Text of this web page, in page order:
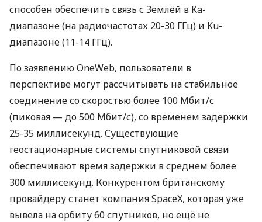
способен обеспечить связь с Землёй в Ka-
диапазоне (на радиочастотах 20-30 ГГц) и Ku-
диапазоне (11-14 ГГц).
По заявлению OneWeb, пользователи в
перспективе могут рассчитывать на стабильное
соединение со скоростью более 100 Мбит/с
(пиковая — до 500 Мбит/с), со временем задержки
25-35 миллисекунд. Существующие
геостационарные системы спутниковой связи
обеспечивают время задержки в среднем более
300 миллисекунд. Конкурентом британскому
провайдеру станет компания SpaceX, которая уже
вывела на орбиту 60 спутников, но ещё не